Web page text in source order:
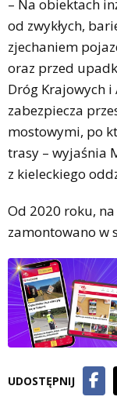
– Na obiektach
od zwykłych,
zjechaniem
oraz przed
Dróg Krajowych
zabezpiecza
mostowymi, po
trasy – wyjaśnia
z kieleckiego
Od 2020 roku,
zamontowano w
UDOSTĘPNIJ